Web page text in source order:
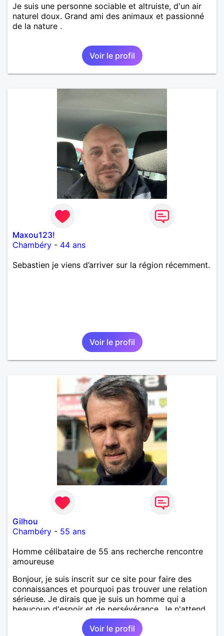
Je suis une personne sociable et altruiste, d'un air
naturel doux. Grand ami des animaux et passionné
de la nature .
Voir le profil
Maxou123!
Chambéry - 44 ans
Sebastien je viens d’arriver sur la région récemment.
Voir le profil
Gilhou
Chambéry - 55 ans
Homme célibataire de 55 ans recherche rencontre
amoureuse
Bonjour, je suis inscrit sur ce site pour faire des
connaissances et pourquoi pas trouver une relation
sérieuse. Je dirais que je suis un homme qui a
beaucoup d'espoir et de persévérance. Je n'attend
rien d'autres d'une femme si ce n est pas une
relation sérieuse sur Chambéry.
Voir le profil